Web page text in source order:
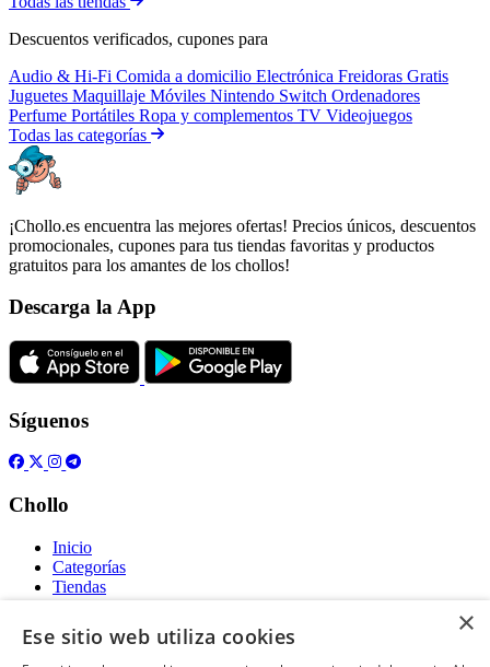
Descuentos verificados, cupones para
Audio & Hi-Fi Comida a domicilio Electrónica Freidoras Gratis
Juguetes Maquillaje Móviles Nintendo Switch Ordenadores
Perfume Portátiles Ropa y complementos TV Videojuegos
Todas las categorías
¡Chollo.es encuentra las mejores ofertas! Precios únicos, descuentos
promocionales, cupones para tus tiendas favoritas y productos
gratuitos para los amantes de los chollos!
Descarga la App
Síguenos
Chollo
Inicio
Categorías
Tiendas
Gratis
Acerca de
×
Ese sitio web utiliza cookies